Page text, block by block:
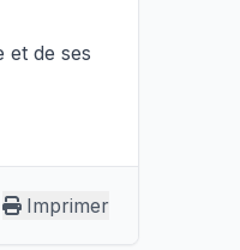
et de ses
Imprimer